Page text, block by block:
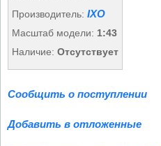
Производитель: IXO
Масштаб модели: 1:43
Наличие: Отсутствует
Сообщить о поступлении
Добавить в отложенные